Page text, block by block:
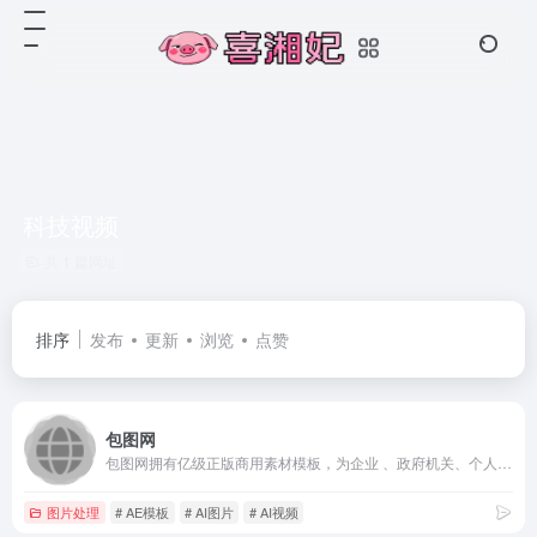
排序 发布 更新 浏览 点赞
包图网
图片处理 # AE模板 # AI图片 # AI视频